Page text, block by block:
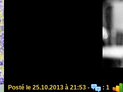
Posté le 25.10.2013 à 21:53 - : 1